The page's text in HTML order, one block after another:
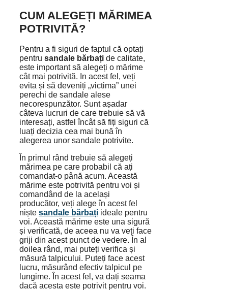
CUM ALEGEȚI MĂRIMEA
POTRIVITĂ?
Pentru a fi siguri de faptul că optați
pentru sandale bărbați de calitate,
este important să alegeți o mărime
cât mai potrivită. In acest fel, veți
evita și să deveniți „victima” unei
perechi de sandale alese
necorespunzător. Sunt așadar
câteva lucruri de care trebuie să vă
interesați, astfel încât să fiți siguri că
luați decizia cea mai bună în
alegerea unor sandale potrivite.
În primul rând trebuie să alegeți
mărimea pe care probabil că ați
comandat-o până acum. Această
mărime este potrivită pentru voi și
comandând de la același
producător, veți alege în acest fel
niște sandale bărbați ideale pentru
voi. Această mărime este una sigură
și verificată, de aceea nu va veți face
griji din acest punct de vedere. În al
doilea rând, mai puteți verifica și
măsură talpicului. Puteți face acest
lucru, măsurând efectiv talpicul pe
lungime. În acest fel, va dați seama
dacă acesta este potrivit pentru voi.